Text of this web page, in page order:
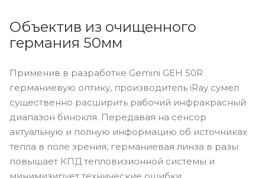
Объектив из очищенного
германия 50мм
Применив в разработке Gemini GEH 50R
германиевую оптику, производитель iRay сумел
существенно расширить рабочий инфракрасный
диапазон бинокля. Передавая на сенсор
актуальную и полную информацию об источниках
тепла в поле зрения, германиевая линза в разы
повышает КПД тепловизионной системы и